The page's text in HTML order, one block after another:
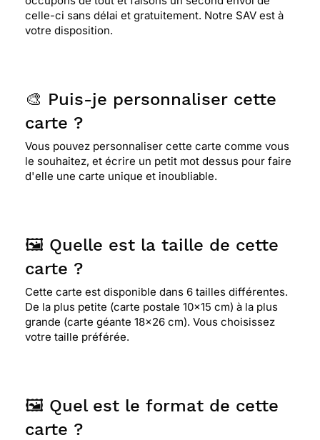
celle-ci sans délai et gratuitement. Notre SAV est à
votre disposition.
🎨 Puis-je personnaliser cette
carte ?
Vous pouvez personnaliser cette carte comme vous
le souhaitez, et écrire un petit mot dessus pour faire
d'elle une carte unique et inoubliable.
🖼️ Quelle est la taille de cette
carte ?
Cette carte est disponible dans 6 tailles différentes.
De la plus petite (carte postale 10x15 cm) à la plus
grande (carte géante 18x26 cm). Vous choisissez
votre taille préférée.
🖼️ Quel est le format de cette
carte ?